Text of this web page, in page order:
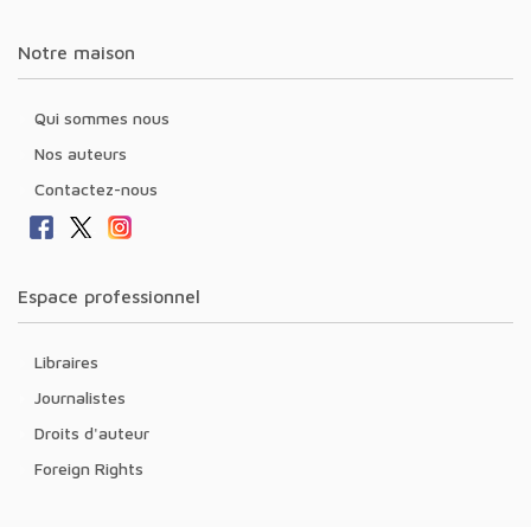
Notre maison
Qui sommes nous
Nos auteurs
Contactez-nous
Espace professionnel
Libraires
Journalistes
Droits d'auteur
Foreign Rights